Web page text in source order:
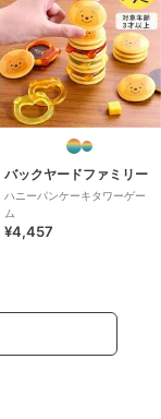
バックヤードファミリー
ハニーパンケーキタワーゲー
ム
¥4,457